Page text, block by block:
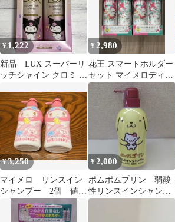
¥ 1,222
新品 LUX スーパーリ
ッチシャイン クロミ コ
サンリオ
¥ 2,980
花王 スマートホルダー
セット マイメロディ
限定品
¥3,250
マイメロ リンスイン
シャンプー 2個 値引
き不可
¥2,000
ポムポムプリン 弱酸
性リンスインシャンプ
ー ナリス化粧品バナ